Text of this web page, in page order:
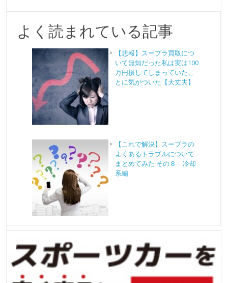
よく読まれている記事
【悲報】スープラ買取につ
いて無知だった私は実は100
万円損してしまっていたこ
とに気がついた【大丈夫】
【これで解決】スープラの
よくあるトラブルについて
まとめてみた その８ 冷却
系編